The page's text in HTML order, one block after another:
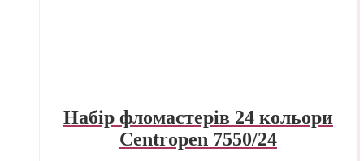
Набір фломастерів 24 кольори
Centropen 7550/24